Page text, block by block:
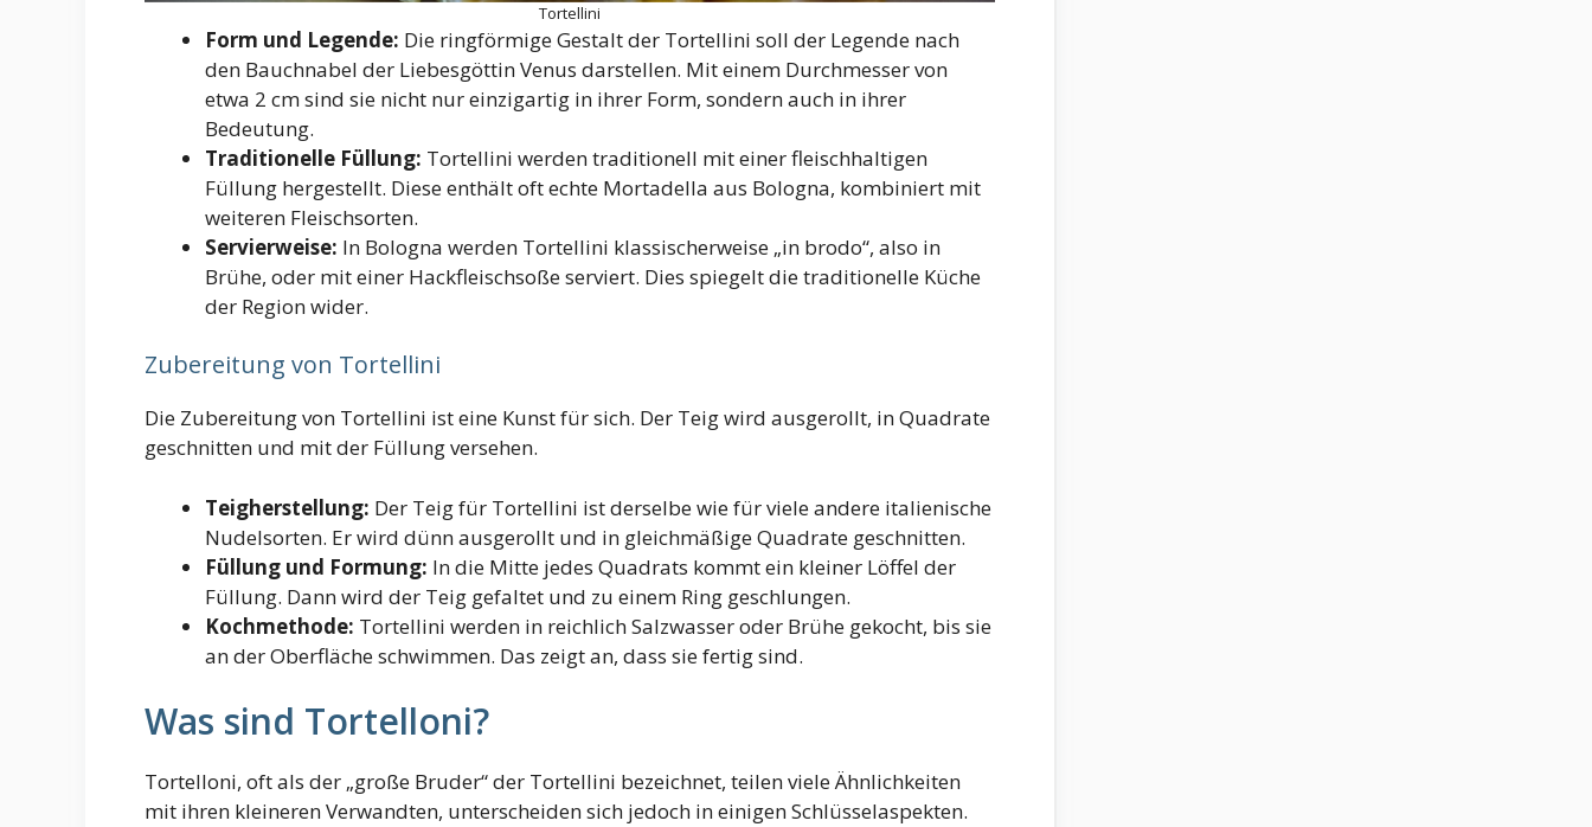
Tortellini
Form und Legende: Die ringförmige Gestalt der Tortellini soll der Legende nach
den Bauchnabel der Liebesgöttin Venus darstellen. Mit einem Durchmesser von
etwa 2 cm sind sie nicht nur einzigartig in ihrer Form, sondern auch in ihrer
Bedeutung.
Traditionelle Füllung: Tortellini werden traditionell mit einer fleischhaltigen
Füllung hergestellt. Diese enthält oft echte Mortadella aus Bologna, kombiniert mit
weiteren Fleischsorten.
Servierweise: In Bologna werden Tortellini klassischerweise „in brodo“, also in
Brühe, oder mit einer Hackfleischsoße serviert. Dies spiegelt die traditionelle Küche
der Region wider.
Zubereitung von Tortellini
Die Zubereitung von Tortellini ist eine Kunst für sich. Der Teig wird ausgerollt, in Quadrate
geschnitten und mit der Füllung versehen.
Teigherstellung: Der Teig für Tortellini ist derselbe wie für viele andere italienische
Nudelsorten. Er wird dünn ausgerollt und in gleichmäßige Quadrate geschnitten.
Füllung und Formung: In die Mitte jedes Quadrats kommt ein kleiner Löffel der
Füllung. Dann wird der Teig gefaltet und zu einem Ring geschlungen.
Kochmethode: Tortellini werden in reichlich Salzwasser oder Brühe gekocht, bis sie
an der Oberfläche schwimmen. Das zeigt an, dass sie fertig sind.
Was sind Tortelloni?
Tortelloni, oft als der „große Bruder“ der Tortellini bezeichnet, teilen viele Ähnlichkeiten
mit ihren kleineren Verwandten, unterscheiden sich jedoch in einigen Schlüsselaspekten.